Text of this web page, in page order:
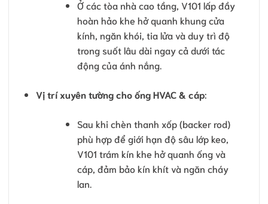
Ở các tòa nhà cao tầng, V101 lấp đầy
hoàn hảo khe hở quanh khung cửa
kính, ngăn khói, tia lửa và duy trì độ
trong suốt lâu dài ngay cả dưới tác
động của ánh nắng.
Vị trí xuyên tường cho ống HVAC & cáp:
Sau khi chèn thanh xốp (backer rod)
phù hợp để giới hạn độ sâu lớp keo,
V101 trám kín khe hở quanh ống và
cáp, đảm bảo kín khít và ngăn cháy
lan.